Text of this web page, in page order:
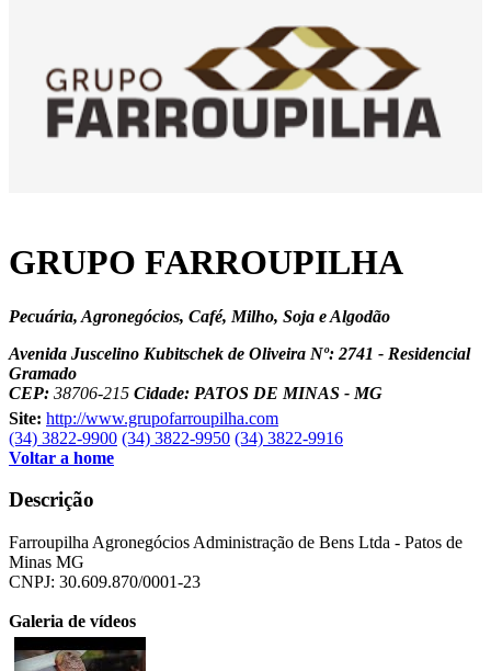
GRUPO FARROUPILHA
Pecuária, Agronegócios, Café, Milho, Soja e Algodão
Avenida Juscelino Kubitschek de Oliveira Nº: 2741 - Residencial
Gramado
CEP: 38706-215 Cidade: PATOS DE MINAS - MG
Site: http://www.grupofarroupilha.com
(34) 3822-9900 (34) 3822-9950 (34) 3822-9916
Voltar a home
Descrição
Farroupilha Agronegócios Administração de Bens Ltda - Patos de
Minas MG
CNPJ: 30.609.870/0001-23
Galeria de vídeos